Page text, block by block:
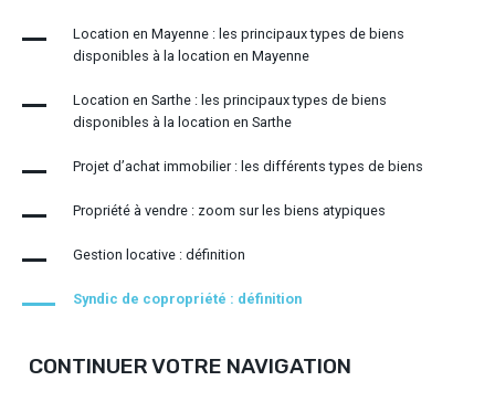
Location en Mayenne : les principaux types de biens
disponibles à la location en Mayenne
Location en Sarthe : les principaux types de biens
disponibles à la location en Sarthe
Projet d’achat immobilier : les différents types de biens
Propriété à vendre : zoom sur les biens atypiques
Gestion locative : définition
Syndic de copropriété : définition
CONTINUER VOTRE NAVIGATION